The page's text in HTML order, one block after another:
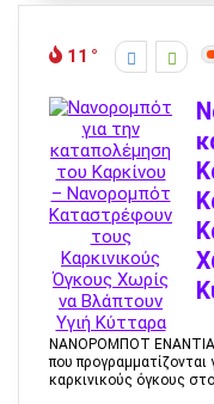
11
ΝΑΝΟΡΟΜΠΟΤ ΕΝΑΝΤΙΑ
που προγραμματίζονται
καρκινικούς όγκους